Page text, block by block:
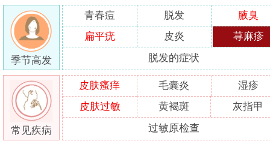
季节高发
青春痘 脱发
腋臭
扁平疣
皮炎 荨麻疹
脱发的症状
常见疾病
皮肤瘙痒 毛囊炎
湿疹
皮肤过敏
黄褐斑 灰指甲
过敏原检查